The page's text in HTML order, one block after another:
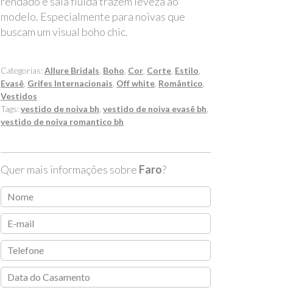
modelo. Especialmente para noivas que
buscam um visual boho chic.
Categorias:Allure Bridals Boho Cor Corte Estilo
Evasê Grifes Internacionais Off white Romântico
Vestidos
Tags:vestido de noiva bh vestido de noiva evasê bh
vestido de noiva romantico bh
Quer mais informações sobre Faro?